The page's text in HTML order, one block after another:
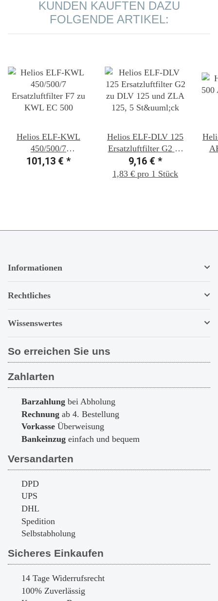
KUNDEN KAUFTEN DAZU
FOLGENDE ARTIKEL:
Helios ELF-KWL
450/500/7
Ersatzluftfilter F7 zu
101,13 € *
Helios ELF-DLV 125
Ersatzluftfilter G2 zu
DLV 125 und ZLA
125, 5 Stück
9,16 € *
1,83 € pro 1 Stück
Informationen
Rechtliches
Wissenswertes
So erreichen Sie uns
Zahlarten
Barzahlung bei Abholung
Rechnung ab 4. Bestellung
VorkasseÜberweisung
Bankeinzug einfach und bequem
Versandarten
DPD
UPS
DHL
Spedition
Selbstabholung
Sicheres Einkaufen
14 Tage Widerrufsrecht
100% Zuverlässig